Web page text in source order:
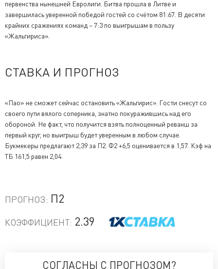
первенства нынешней Евролиги. Битва прошла в Литве и
завершилась уверенной победой гостей со счётом 81:67. В десяти
крайних сражениях команд – 7:3 по выигрышам в пользу
«Жальгириса».
СТАВКА И ПРОГНОЗ
«Пао» не сможет сейчас остановить «Жальгирис». Гости снесут со
своего пути вялого соперника, знатно покуражившись над его
обороной. Не факт, что получится взять полноценный реванш за
первый круг, но выигрыш будет уверенным в любом случае.
Букмекеры предлагают 2,39 за П2. Ф2 +6,5 оценивается в 1,57. Кэф на
ТБ 161,5 равен 2,04.
ПРОГНОЗ: П2
КОЭФФИЦИЕНТ: 2.39
СОГЛАСНЫ С ПРОГНОЗОМ?